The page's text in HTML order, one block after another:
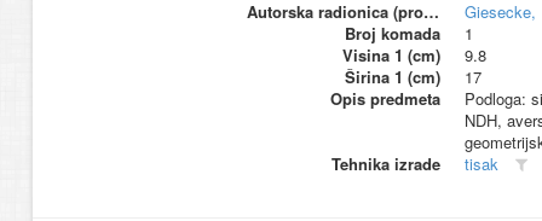
Autorska radionica (proizvođač)
Giesecke,
Broj komada
1
Visina 1 (cm)
9.8
Širina 1 (cm)
17
Opis predmeta
Podloga:
NDH,
Tehnika izrade
tisak